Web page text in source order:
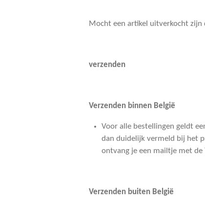
Mocht een artikel uitverkocht zijn
verzenden
Verzenden binnen België
Voor alle bestellingen geldt
dan duidelijk vermeld bij het
ontvang je een mailtje met de
Verzenden buiten België